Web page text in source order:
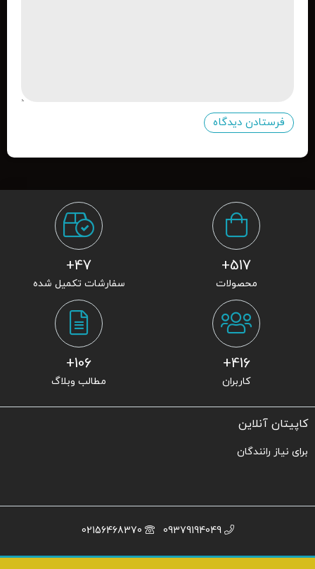
517+
محصولات
47+
سفارشات تکمیل شده
416+
کاربران
106+
مطالب وبلاگ
کاپیتان آنلاین
برای نیاز رانندگان
09379194049
02156468370